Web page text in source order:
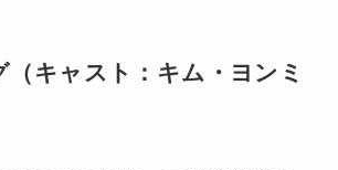
（キャスト：キム・ヨンミ